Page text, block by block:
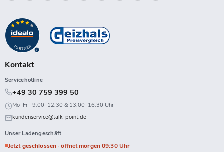
Talk-
Sie
auf
Facebook
Sie
auf
Instagram
Sie
auf
LinkedIn
Sie
auf
TikTok
Sie
Twitch
Sie
Sie
Kontakt
Servicehotline
+49 30 759 399 50
Mo–Fr · 9:00–12:30 & 13:00–16:30 Uhr
kundenservice@talk-point.de
Unser Ladengeschäft
Jetzt geschlossen · öffnet morgen 09:30 Uhr